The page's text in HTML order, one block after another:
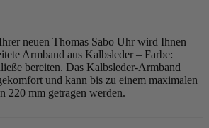
neuen Thomas Sabo Uhr wird Ihnen
Armband aus Kalbsleder – Farbe:
bereiten. Das Kalbsleder-Armband
und kann bis zu einem maximalen
220 mm getragen werden.